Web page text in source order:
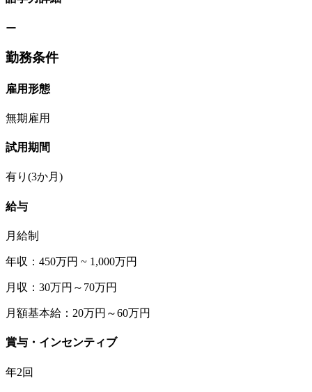
ー
勤務条件
雇用形態
無期雇用
試用期間
有り(3か月)
給与
月給制
年収：450万円 ~ 1,000万円
月収：30万円～70万円
月額基本給：20万円～60万円
賞与・インセンティブ
年2回